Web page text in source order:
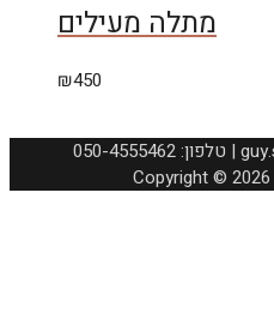
מתלה מעילים
₪450